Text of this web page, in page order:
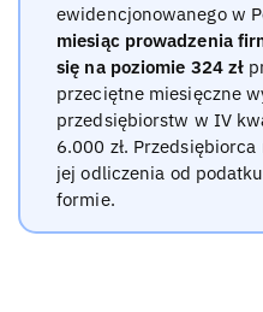
ewidencjonowanego w
miesiąc prowadzenia
się na poziomie 324 zł
przeciętne miesięczne
przedsiębiorstw w IV
6.000 zł.
jej odliczenia od
formie.